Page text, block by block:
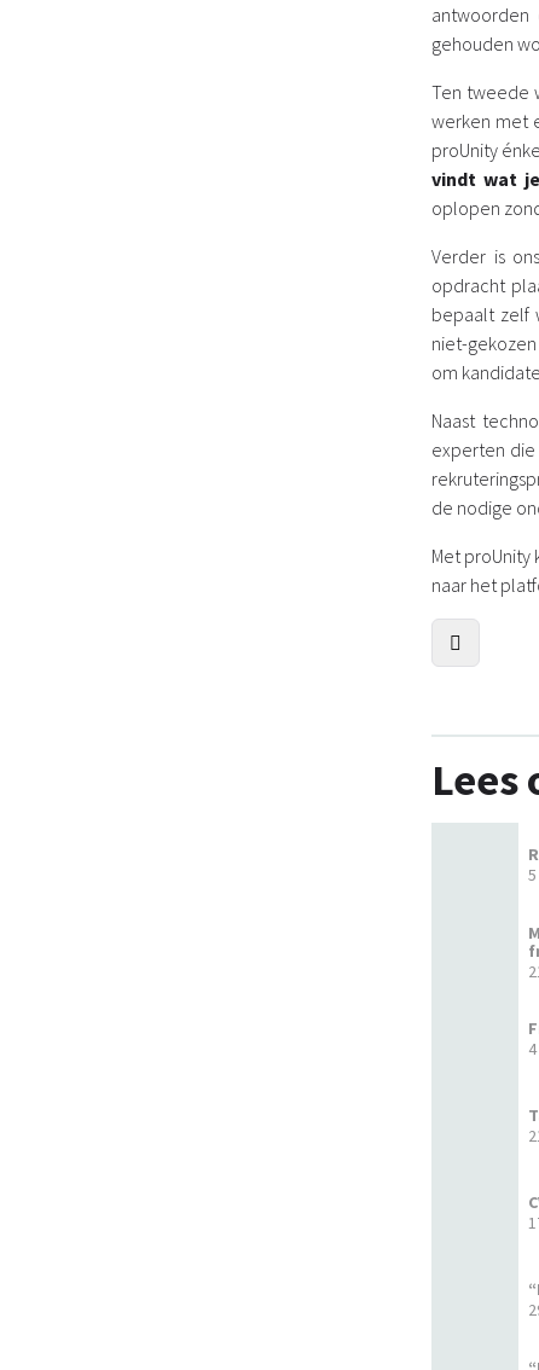
gehouden
Ten tweede
werken met
proUnity
vindt wat
oplopen
Verder is
opdracht
bepaalt zelf
niet-gekozen
om
Naast
experten
de nodige
Met proUnity
naar het
Lees